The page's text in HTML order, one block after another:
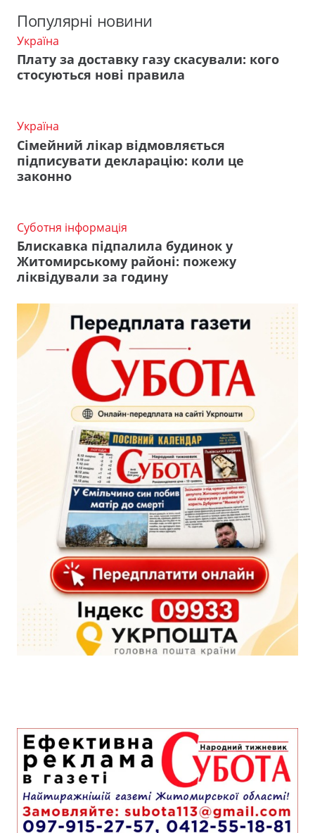
Популярні новини
Україна
Плату за доставку газу скасували: кого
стосуються нові правила
Україна
Сімейний лікар відмовляється
підписувати декларацію: коли це
законно
Суботня інформація
Блискавка підпалила будинок у
Житомирському районі: пожежу
ліквідували за годину